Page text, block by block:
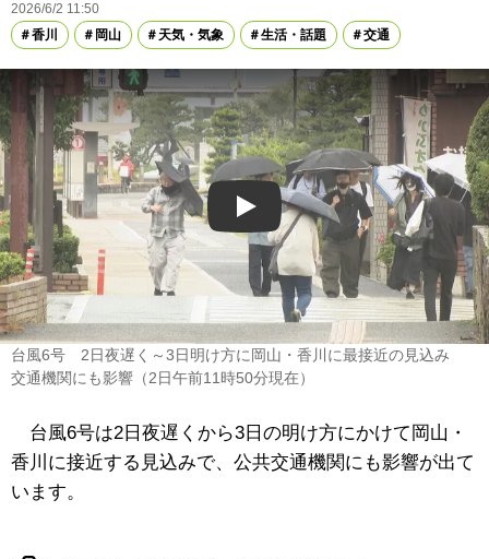
2026/6/2 11:50
香川
岡山 天気・気象 生活・話題 交通
Play
台風6号 2日夜遅く～3日明け方に岡山・香川に最接近の見込み
交通機関にも影響（2日午前11時50分現在）
台風6号は2日夜遅くから3日の明け方にかけて岡山・
香川に接近する見込みで、公共交通機関にも影響が出て
います。